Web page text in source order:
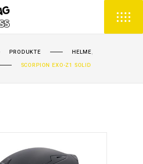
PRODUKTE HELME,
SCORPION EXO-Z1 SOLID